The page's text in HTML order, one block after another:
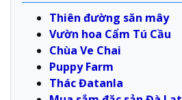
Thiên đường săn mây
Vườn hoa Cẩm Tú Cầu
Chùa Ve Chai
Puppy Farm
Thác Đatanla